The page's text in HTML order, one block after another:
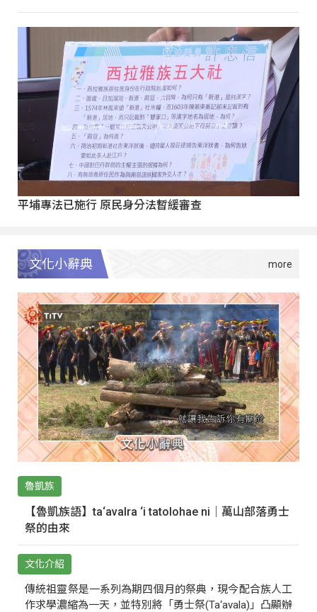
平埔專法已施行 原民身分法暫緩審查
文化小辭典
魯凱族
【魯凱族語】ta‘avalra ‘i tatolohae ni｜萬山部落勇士
祭的由來
文化介紹
傳統祖靈祭是一系列為期四個月的祭典，現今配合族人工
作求學濃縮為一天，並特別將「勇士祭(Ta‘avala)」凸顯辦